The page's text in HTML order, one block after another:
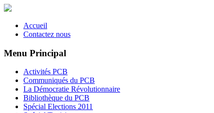
Accueil
Contactez nous
Menu Principal
Activités PCB
Communiqués du PCB
La Démocratie Révolutionnaire
Bibliothèque du PCB
Spécial Elections 2011